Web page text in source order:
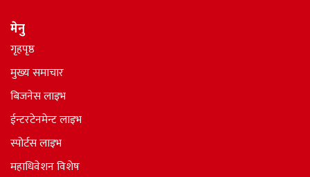
मेनु
गृहपृष्ठ
मुख्य समाचार
बिजनेस लाइभ
ईन्टरटेनमेन्ट लाइभ
स्पोर्टस लाइभ
महाधिवेशन विशेष